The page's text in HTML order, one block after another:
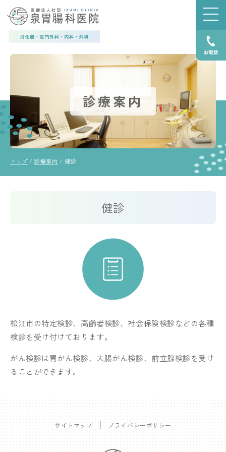
このページの本文へ
診療案内
現トップ/診療案内 /健診
健診
松江市の特定検診、高齢者検診、社会保険検診などの各種
検診を受け付けております。
がん検診は胃がん検診、大腸がん検診、前立腺検診を受け
ることができます。
サイトマップ プライバシーポリシー